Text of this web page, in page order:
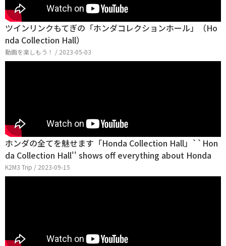
ツインリンクもてぎの「ホンダコレクションホール」（Ho
nda Collection Hall）
動画を楽しもう！ / 2023-05-03
ホンダの全てを魅せます「Honda Collection Hall」``Hon
da Collection Hall'' shows off everything about Honda
K2M3 Trip / 2023-09-15